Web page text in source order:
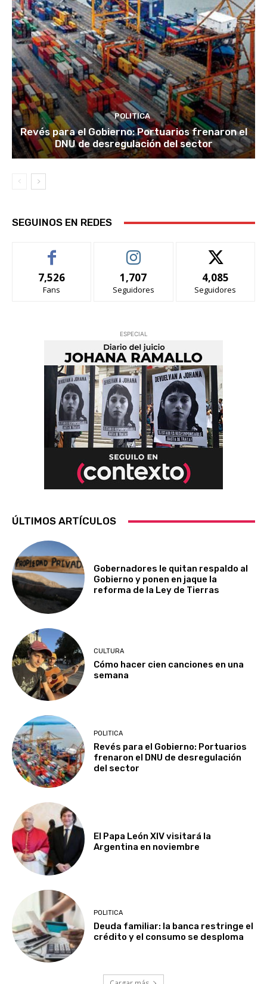
POLITICA
Revés para el Gobierno: Portuarios frenaron el
DNU de desregulación del sector
SEGUINOS EN REDES
7,526
Fans
1,707
Seguidores
4,085
Seguidores
ESPECIAL
ÚLTIMOS ARTÍCULOS
Gobernadores le quitan respaldo al
Gobierno y ponen en jaque la
reforma de la Ley de Tierras
CULTURA
Cómo hacer cien canciones en una
semana
POLITICA
Revés para el Gobierno: Portuarios
frenaron el DNU de desregulación
del sector
El Papa León XIV visitará la
Argentina en noviembre
POLITICA
Deuda familiar: la banca restringe el
crédito y el consumo se desploma